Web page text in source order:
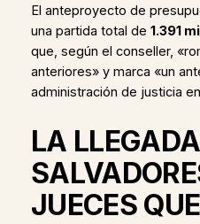
El anteproyecto de
una partida total de 1.391
que, según el conseller,
anteriores» y marca «un
administración de justicia
LA
JUECES